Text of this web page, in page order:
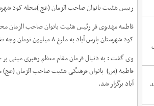
رییس هئیت بانوان صاحب الزمان (عج )محله کود شهرستان پارس آباد از کمک ۵۰۰ میلیون تومانی به
فاطمه مهدوی فر رئیس هئیت بانوان صاحب الزمان
کود شهرستان پارس آباد به ملبغ ۸ میلیون تومان وجه نقد و با خرید لباس نو به مبلغ ۵۰۰ میلیون تومان به مردم مظلوم فلسطین و لبنان و جبهه مقاومت کمک کردند.
وی گفت : به دنبال فرمان مقام معظم رهبری مبنی بر
فاطمه (س) بانوان فرهنگی هئیت صاحب الزمان (عج)
آباد برگزار شد.